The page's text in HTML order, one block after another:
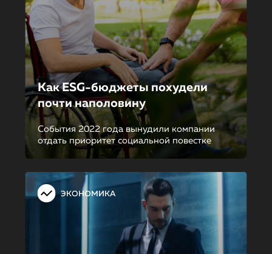
Как ESG-бюджеты похудели
почти наполовину
События 2022 года вынудили компании
отдать приоритет социальной повестке
ЭКОНОМИКА